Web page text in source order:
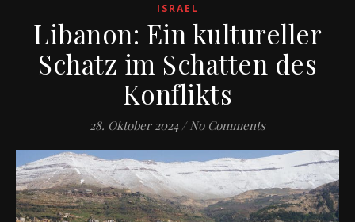
ISRAEL
Libanon: Ein kultureller
Schatz im Schatten des
Konflikts
28. Oktober 2024 / No Comments